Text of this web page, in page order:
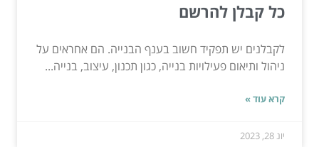
כל קבלן להרשם
לקבלנים יש תפקיד חשוב בענף הבנייה. הם אחראים על
ניהול ותיאום פעילויות בנייה, כגון תכנון, עיצוב, בנייה...
קרא עוד »
יונ 28, 2023